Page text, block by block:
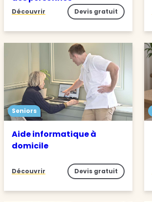
Découvrir Devis gratuit
Seniors
Aide informatique à
domicile
Découvrir Devis gratuit